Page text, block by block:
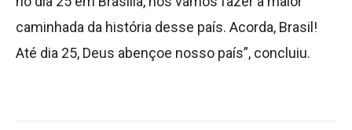
caminhada da história desse país. Acorda, Brasil!
Até dia 25, Deus abençoe nosso país”, concluiu.